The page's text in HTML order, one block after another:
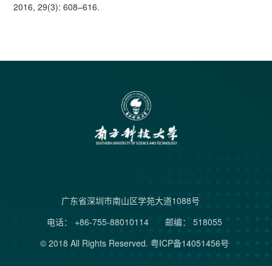
2016, 29(3): 608–616.
广东省深圳市南山区学苑大道1088号
电话： +86-755-88010114
邮编： 518055
© 2018 All Rights Reserved. 粤ICP备14051456号